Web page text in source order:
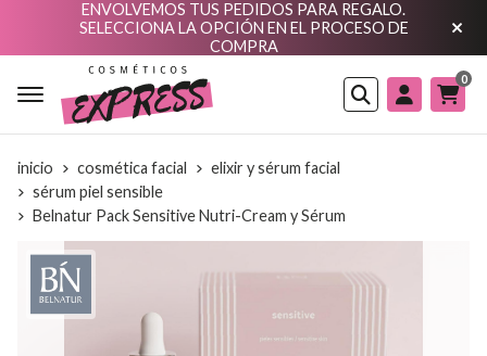
ENVOLVEMOS TUS PEDIDOS PARA REGALO.
SELECCIONA LA OPCIÓN EN EL PROCESO DE
COMPRA
Buscar
0
inicio cosmética facial
elixir y sérum facial
sérum piel sensible
Belnatur Pack Sensitive Nutri-Cream y Sérum